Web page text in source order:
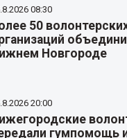
08:30
50
Новгороде
20:00
гумпомощь